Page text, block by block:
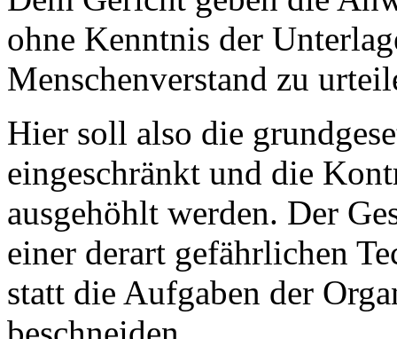
ohne Kenntnis der
Menschenverstand zu
Hier soll also die
eingeschränkt und die
ausgehöhlt werden. Der
einer derart gefährlichen
statt die Aufgaben der